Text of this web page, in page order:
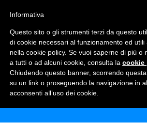
RUM ABUELO 7
Home Shop Alcolici
Informativa
Questo sito o gli strumenti terzi da questo
di cookie necessari al funzionamento ed
nella cookie policy. Se vuoi saperne di più o
a tutti o ad alcuni cookie, consulta la cookie
Chiudendo questo banner, scorrendo
su un link o proseguendo la navigazione in
acconsenti all’uso dei cookie.